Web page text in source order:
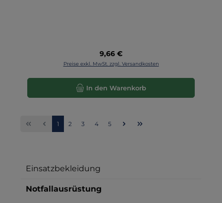
Regulärer Preis:
9,66 €
Preise exkl. MwSt. zzgl. Versandkosten
In den Warenkorb
Seite
1 Seite
2 Seite
3 Seite
4 Seite
5
Einsatzbekleidung
Notfallausrüstung